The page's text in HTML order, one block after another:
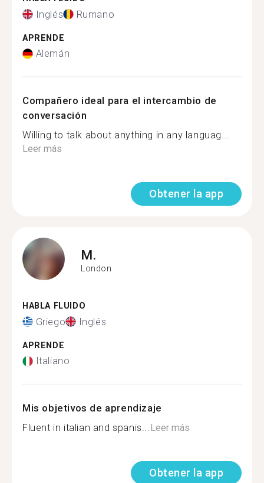
Inglés Rumano
APRENDE
Alemán
Compañero ideal para el intercambio de
conversación
Willing to talk about anything in any languag...
Leer más
Obtener la app
M.
London
HABLA FLUIDO
Griego Inglés
APRENDE
Italiano
Mis objetivos de aprendizaje
Fluent in italian and spanis...Leer más
Obtener la app